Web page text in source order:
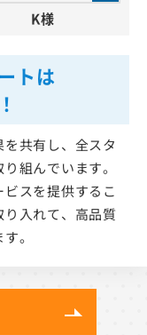
トは
共有し、全スタ
組んでいます。
スを提供するこ
入れて、高品質
。
K様